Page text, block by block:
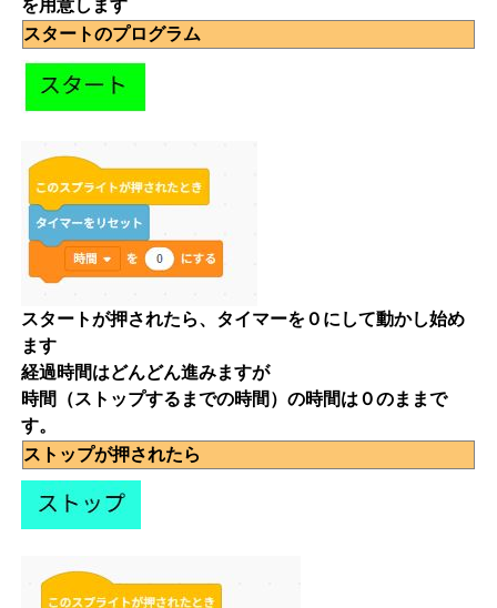
を用意します
スタートのプログラム
スタートが押されたら、タイマーを０にして動かし始め
ます
経過時間はどんどん進みますが
時間（ストップするまでの時間）の時間は０のままで
す。
ストップが押されたら